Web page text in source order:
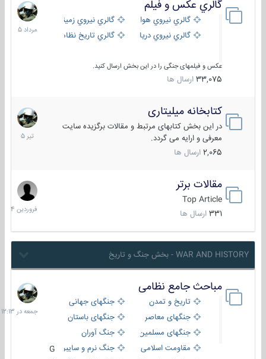
گالري عكس و فيلم
گالري نيروي هوايي
گالري نيروي زميني
گالري نيروي دريايي
گالري تاریخ نظامی
عکس و فیلمهای جنگی را در این بخش ارسال کنید.
33,075 ارسال ها
13
مرداد
کتابخانه میلیتاری
در این بخش کتابهای مرتبط و مقالات برگزیده سایت
معرفی و ارایه می گردد.
2,065 ارسال ها
16
تیر
مقالات برتر
Top Article
331 ارسال ها
29
1404
WAR AND HISTORY - بخش جنگ و تاریخ
مباحث جامع نظامی
تاریخ و تمدن
جنگهای جهانی
جنگهای معاصر
جنگهای باستان
جنگهای مسلمین
جنگ آوران
مقاومت اسلامی
جنگ نرم و سایبری
G
جمعه
در
12:13